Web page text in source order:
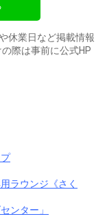
休業日など掲載情報
際は事前に公式HP
ラウンジ《さく
ンター」